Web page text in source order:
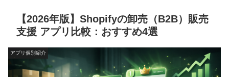
【2026年版】Shopifyの卸売（B2B）販売
支援 アプリ比較：おすすめ4選
アプリ個別紹介